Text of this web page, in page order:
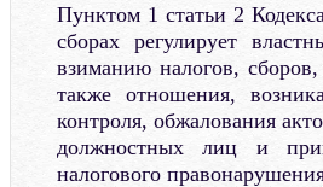
Пунктом 1 статьи 2
сборах регулирует
взиманию налогов,
также отношения,
контроля, обжалования
должностных лиц и
налогового